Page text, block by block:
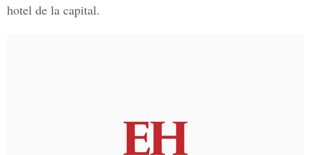
hotel de la capital.